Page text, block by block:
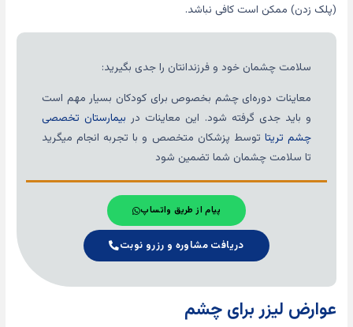
(پلک زدن) ممکن است کافی نباشد.
سلامت چشمان خود و فرزندانتان را جدی بگیرید:
معاینات دوره‌ای چشم بخصوص برای کودکان بسیار مهم است
و باید جدی گرفته شود. این معاینات در بیمارستان تخصصی
چشم تریتا توسط پزشکان متخصص و با تجربه انجام میگرید
تا سلامت چشمان شما تضمین شود
پیام از طریق واتساپ
دریافت مشاوره و رزرو نوبت
عوارض لیزر برای چشم